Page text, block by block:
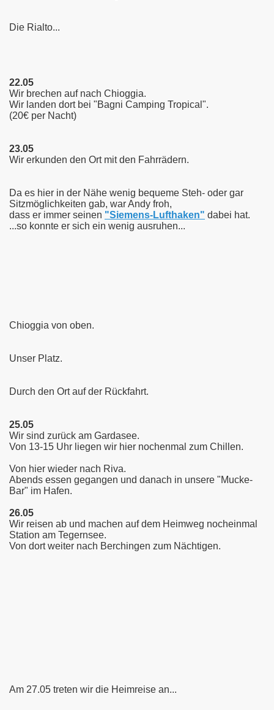
Die Rialto...
22.05
Wir brechen auf nach Chioggia.
Wir landen dort bei "Bagni Camping Tropical".
(20€ per Nacht)
23.05
Wir erkunden den Ort mit den Fahrrädern.
Da es hier in der Nähe wenig bequeme Steh- oder gar
Sitzmöglichkeiten gab, war Andy froh,
dass er immer seinen "Siemens-Lufthaken" dabei hat.
...so konnte er sich ein wenig ausruhen...
Chioggia von oben.
Unser Platz.
Durch den Ort auf der Rückfahrt.
25.05
Wir sind zurück am Gardasee.
Von 13-15 Uhr liegen wir hier nochenmal zum Chillen.
Von hier wieder nach Riva.
Abends essen gegangen und danach in unsere "Mucke-
Bar" im Hafen.
26.05
Wir reisen ab und machen auf dem Heimweg nocheinmal
Station am Tegernsee.
Von dort weiter nach Berchingen zum Nächtigen.
Am 27.05 treten wir die Heimreise an...